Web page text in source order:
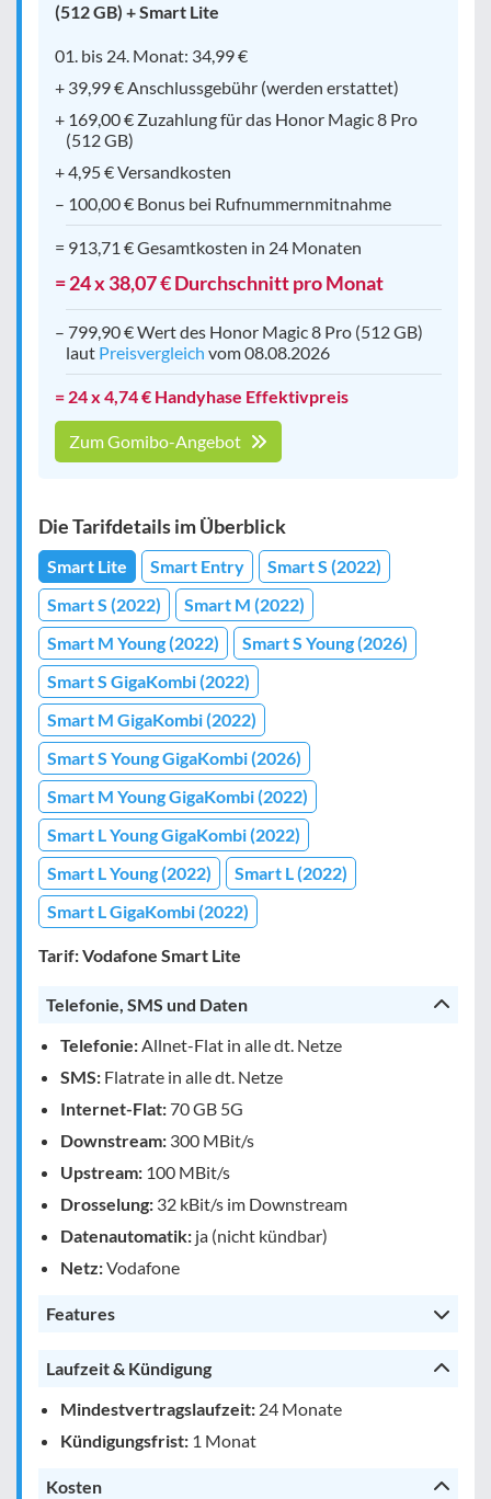
(512 GB) + Smart Lite
01. bis 24. Monat: 34,99 €
+ 39,99 € Anschlussgebühr (werden erstattet)
+ 169,00 € Zuzahlung für das Honor Magic 8 Pro
(512 GB)
+ 4,95 € Versandkosten
– 100,00 € Bonus bei Rufnummernmitnahme
= 913,71 € Gesamtkosten in 24 Monaten
= 24 x 38,07 € Durchschnitt pro Monat
– 799,90 € Wert des Honor Magic 8 Pro (512 GB)
laut Preisvergleich vom 08.08.2026
= 24 x 4,74 € Handyhase Effektivpreis
Zum Gomibo-Angebot
Die Tarifdetails im Überblick
Smart Lite Smart Entry
Smart S (2022)
Smart S (2022)
Smart M (2022)
Smart M Young (2022)
Smart S Young (2026)
Smart S GigaKombi (2022)
Smart M GigaKombi (2022)
Smart S Young GigaKombi (2026)
Smart M Young GigaKombi (2022)
Smart L Young GigaKombi (2022)
Smart L Young (2022)
Smart L (2022)
Smart L GigaKombi (2022)
Tarif: Vodafone Smart Lite
Telefonie, SMS und Daten
Telefonie:Allnet-Flat in alle dt. Netze
SMS: Flatrate in alle dt. Netze
Internet-Flat:70 GB 5G
Downstream: 300 MBit/s
Upstream: 100 MBit/s
Drosselung: 32 kBit/s im Downstream
Datenautomatik: ja (nicht kündbar)
Netz:Vodafone
Features
Laufzeit & Kündigung
Mindestvertragslaufzeit: 24 Monate
Kündigungsfrist: 1 Monat
Kosten